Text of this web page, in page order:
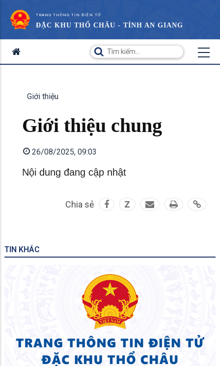
TRANG THÔNG TIN ĐIỆN TỬ
ĐẶC KHU THỔ CHÂU - TỈNH AN GIANG
Giới thiệu
Giới thiệu chung
26/08/2025, 09:03
Nội dung đang cập nhật
Chia sẻ Z
TIN KHÁC